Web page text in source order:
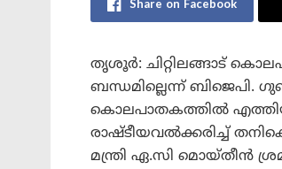
Share on Facebook
തൃശൂർ: ചിറ്റിലങ്ങാട്
ബന്ധമില്ലെന്ന് ബിജെപി.
കൊലപാതകത്തിൽ
രാഷ്ടീയവൽക്കരിച്ച്
മന്ത്രി ഏ.സി മൊയ്തീൻ